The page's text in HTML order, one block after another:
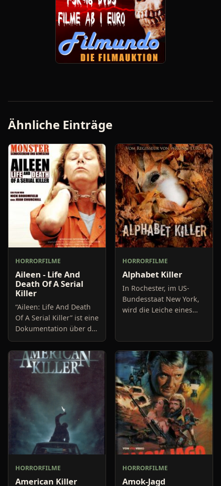
Ähnliche Einträge
HORRORFILME
Aileen - Life And
Death Of A Serial
Killer
“Aileen: Life And Death
Of A Serial Killer” ist eine
Dokumentation über die
Serienmörderin Aileen
Wuornos, deren Leben
die Vorlage des Oscar-
nominierten
HORRORFILME
Alphabet Killer
In Rochester, im US-
Bundesstaat New York,
wird die Leiche eines
Megan Paige nimmt sich
des Falles an, den sie
alsbald al
HORRORFILME
American Killer
HORRORFILME
Amok-Jagd